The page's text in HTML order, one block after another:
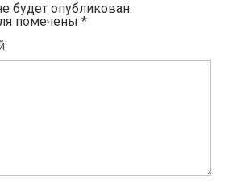
будет опубликован.
помечены *